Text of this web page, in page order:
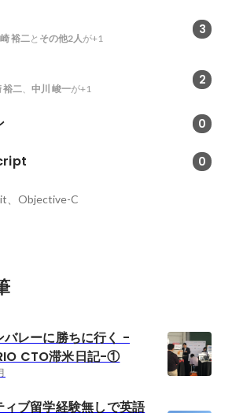
3
裕二と その他2人 が+1
2
裕二 中川 峻一が+1
0
0
、Objective-C
バレーに勝ちに行く -
CTO滞米日記-①
ブ留学経験無しで英語